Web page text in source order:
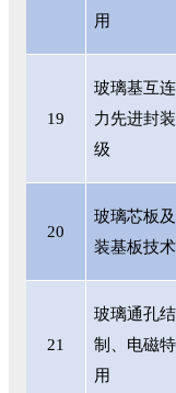
用
19
玻璃基互
力先进封
级
20
玻璃芯板
装基板技术
21
玻璃通孔
制、电磁
用